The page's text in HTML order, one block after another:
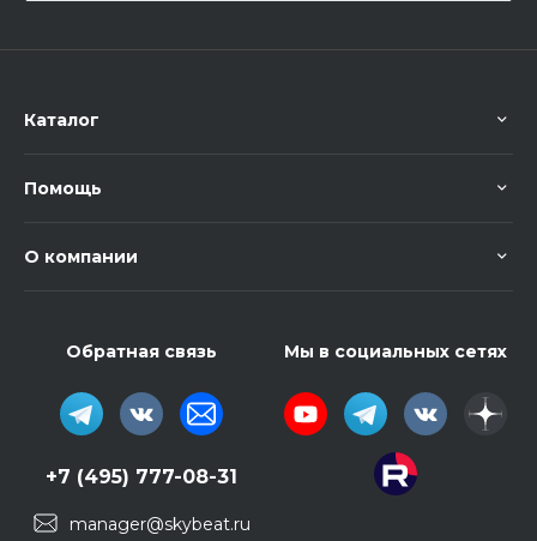
Каталог
Помощь
О компании
Обратная связь
+7 (495) 777-08-31
manager@skybeat.ru
Мы в социальных сетях